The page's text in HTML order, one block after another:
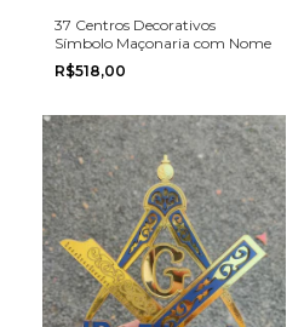
37 Centros Decorativos
Símbolo Maçonaria com Nome
R$518,00